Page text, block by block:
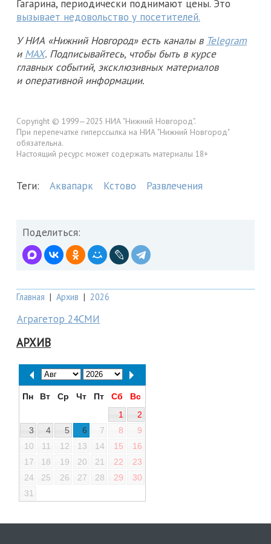
Гагарина, периодически поднимают цены. Это
вызывает недовольство у посетителей.
У НИА «Нижний Новгород» есть каналы в Telegram
и MAX. Подписывайтесь, чтобы быть в курсе
главных событий, эксклюзивных материалов
и оперативной информации.
Copyright © 1999—2025 НИА "Нижний Новгород".
При перепечатке гиперссылка на НИА "Нижний Новгород"
обязательна.
Настоящий ресурс может содержать материалы 18+
Теги: Аквапарк Кстово Развлечения
Поделиться:
Главная | Архив | 2026
Аграгетор 24СМИ
АРХИВ
Пн Вт Ср Чт Пт Сб
Вс
1
2
3
4 5 6 7 8
9
10
11 12 13 14 15
16
17
18 19 20 21 22
23
24
25 26 27 28 29
30
31